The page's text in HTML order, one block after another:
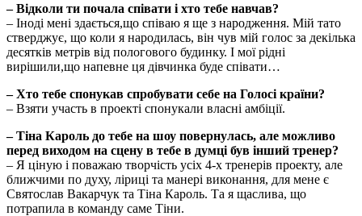
– Відколи ти почала співати і хто тебе навчав?
– Іноді мені здається,що співаю я ще з народження. Мій тато
стверджує, що коли я народилась, він чув мій голос за декілька
десятків метрів від пологового будинку. І мої рідні
вирішили,що напевне ця дівчинка буде співати…
– Хто тебе спонукав спробувати себе на Голосі країни?
– Взяти участь в проекті спонукали власні амбіції.
– Тіна Кароль до тебе на шоу повернулась, але можливо
перед виходом на сцену в тебе в думці був інший тренер?
– Я ціную і поважаю творчість усіх 4-х тренерів проекту, але
ближчими по духу, ліриці та манері виконання, для мене є
Святослав Вакарчук та Тіна Кароль. Та я щаслива, що
потрапила в команду саме Тіни.